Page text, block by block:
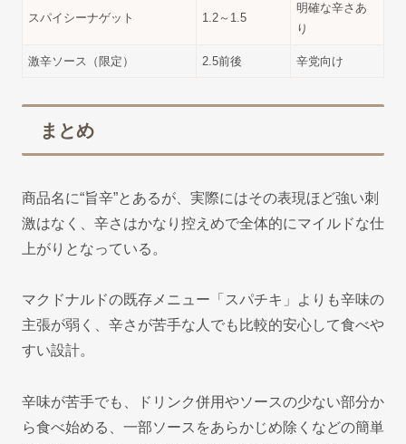
スパイシーナゲット 1.2～1.5
明確な辛さあ
り
激辛ソース（限定） 2.5前後 辛党向け
まとめ
商品名に“旨辛”とあるが、実際にはその表現ほど強い刺
激はなく、辛さはかなり控えめで全体的にマイルドな仕
上がりとなっている。
マクドナルドの既存メニュー「スパチキ」よりも辛味の
主張が弱く、辛さが苦手な人でも比較的安心して食べや
すい設計。
辛味が苦手でも、ドリンク併用やソースの少ない部分か
ら食べ始める、一部ソースをあらかじめ除くなどの簡単